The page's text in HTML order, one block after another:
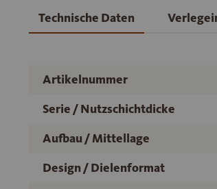
Technische Daten
Artikelnummer
Serie / Nutzschichtdicke
Aufbau / Mittellage
Design / Dielenformat